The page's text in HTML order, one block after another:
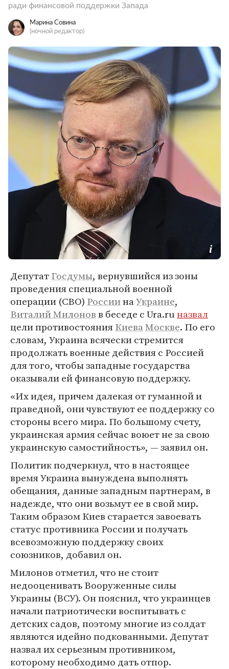
ради финансовой поддержки Запада
Марина Совина
(ночной редактор)
ДепутатГосдумы, вернувшийся из зоны
проведения специальной военной
операции (СВО) РоссиинаУкраине,
Виталий Милоновв беседе с Ura.ruназвал
цели противостоянияКиеваМоскве. По его
словам, Украина всячески стремится
продолжать военные действия с Россией
для того, чтобы западные государства
оказывали ей финансовую поддержку.
«Их идея, причем далекая от гуманной и
праведной, они чувствуют ее поддержку со
стороны всего мира. По большому счету,
украинская армия сейчас воюет не за свою
украинскую самостийность», — заявил он.
Политик подчеркнул, что в настоящее
время Украина вынуждена выполнять
обещания, данные западным партнерам, в
надежде, что они возьмут ее в свой мир.
Таким образом Киев старается завоевать
статус противника России и получать
всевозможную поддержку своих
союзников, добавил он.
Милонов отметил, что не стоит
недооценивать Вооруженные силы
Украины (ВСУ). Он пояснил, что украинцев
начали патриотически воспитывать с
детских садов, поэтому многие из солдат
являются идейно подкованными. Депутат
назвал их серьезным противником,
которому необходимо дать отпор.